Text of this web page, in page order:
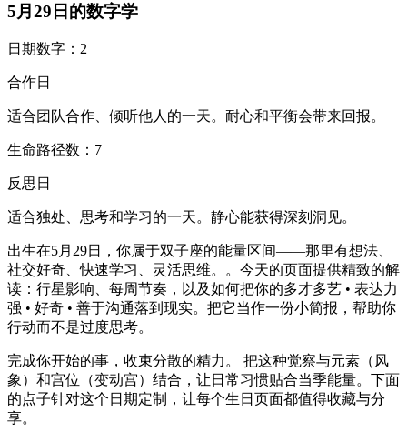
5月29日的数字学
日期数字：2
合作日
适合团队合作、倾听他人的一天。耐心和平衡会带来回报。
生命路径数：7
反思日
适合独处、思考和学习的一天。静心能获得深刻洞见。
出生在5月29日，你属于双子座的能量区间——那里有想法、
社交好奇、快速学习、灵活思维。。今天的页面提供精致的解
读：行星影响、每周节奏，以及如何把你的多才多艺 • 表达力
强 • 好奇 • 善于沟通落到现实。把它当作一份小简报，帮助你
行动而不是过度思考。
完成你开始的事，收束分散的精力。 把这种觉察与元素（风
象）和宫位（变动宫）结合，让日常习惯贴合当季能量。下面
的点子针对这个日期定制，让每个生日页面都值得收藏与分
享。